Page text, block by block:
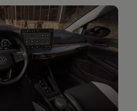
Kundenbetreuung
Kontrollleuchten
Betriebsanleitung